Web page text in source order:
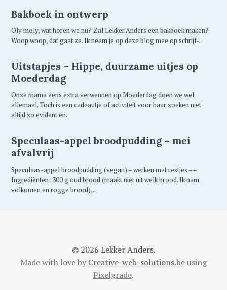
Bakboek in ontwerp
Oly moly, wat horen we nu? Zal Lekker.Anders een bakboek maken?
Woop woop, dat gaat ze. Ik neem je op deze blog mee op schrijf-..
Uitstapjes – Hippe, duurzame uitjes op
Moederdag
Onze mama eens extra verwennen op Moederdag doen we wel
allemaal. Toch is een cadeautje of activiteit voor haar zoeken niet
altijd zo evident en..
Speculaas-appel broodpudding – mei
afvalvrij
Speculaas-appel broodpudding (vegan) – werken met restjes – –
Ingrediënten: 300 g oud brood (maakt niet uit welk brood. Ik nam
volkomen en rogge brood),..
© 2026 Lekker Anders.
Made with love by Creative-web-solutions.beusing
Pixelgrade.